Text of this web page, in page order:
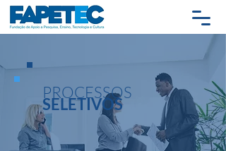
SELETIVOS
PROCESSOS